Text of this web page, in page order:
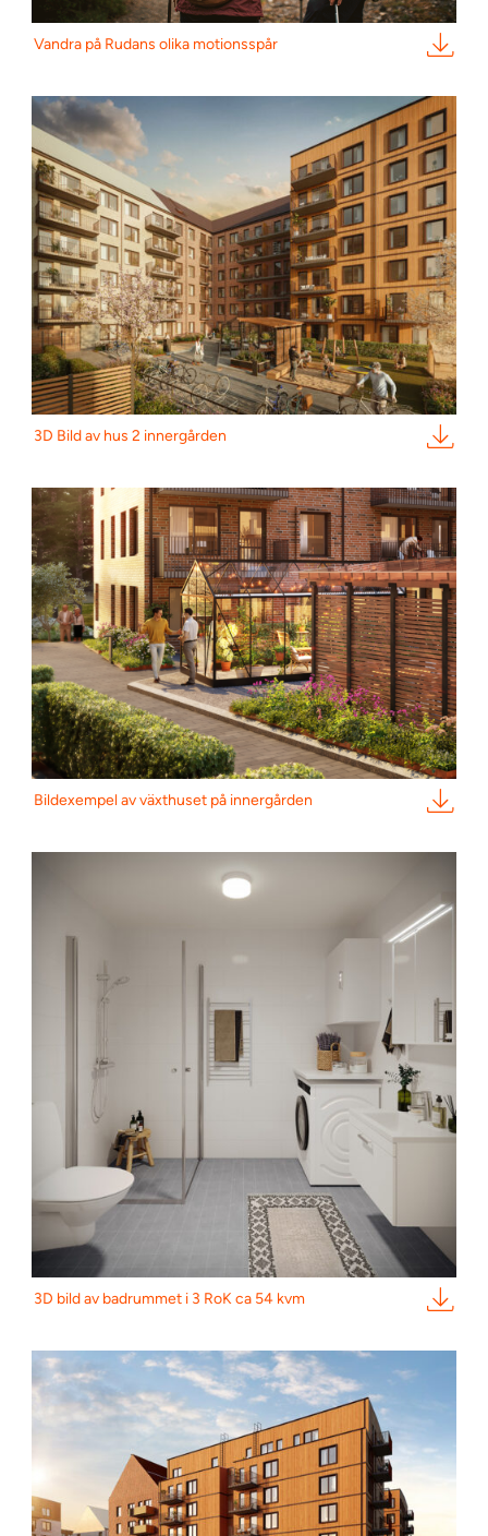
Vandra på Rudans olika motionsspår
3D Bild av hus 2 innergården
Bildexempel av växthuset på innergården
3D bild av badrummet i 3 RoK ca 54 kvm